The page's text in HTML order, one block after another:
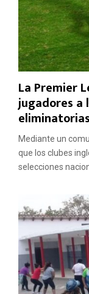
La Premier
jugadores a
eliminatorias
Mediante un
que los clubes
selecciones